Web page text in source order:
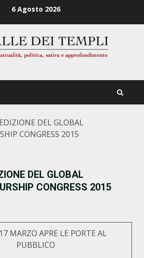
6 Agosto 2026
DEL GLOBAL
CONGRESS 2015
DEL GLOBAL
CONGRESS 2015
MARZO APRE LE PORTE AL
PUBBLICO